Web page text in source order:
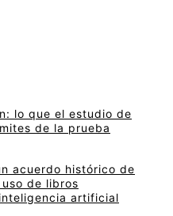
lo que el estudio de
de la prueba
acuerdo histórico de
de libros
artificial